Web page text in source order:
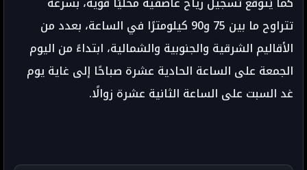
تتراوح ما بين 75 و90 كيلومترًا في الساعة، بعدد من
الأقاليم الشرقية والجنوبية والشمالية، ابتداءً من اليوم
الجمعة على الساعة الحادية عشرة صباحًا إلى غاية يوم
غد السبت على الساعة الثانية عشرة زوالًا.